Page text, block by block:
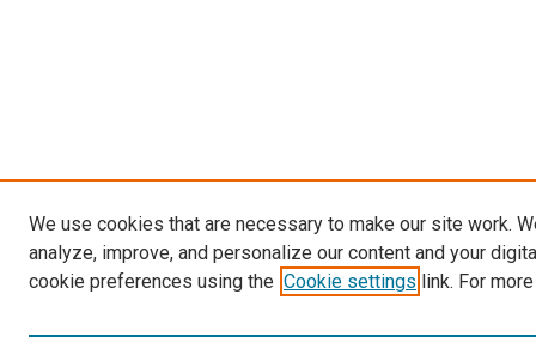
We use cookies that are necessary to make our site work.
analyze, improve, and personalize our content and your
cookie preferences using the Cookie settings link. For